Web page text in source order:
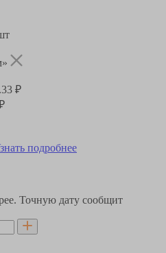
₽
подробнее
Точную дату сообщит